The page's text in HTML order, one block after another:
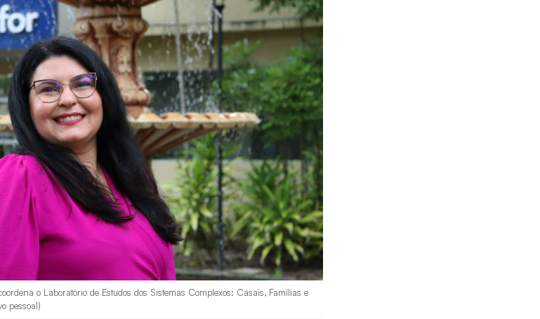
o Laboratório de Estudos dos Sistemas Complexos: Casais, Famílias e
pessoal)